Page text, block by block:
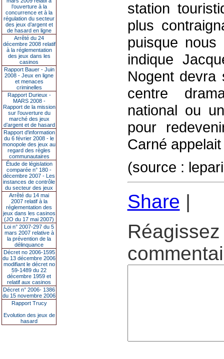
l’ouverture à la
concurrence et à la
régulation du secteur
des jeux d’argent et
de hasard en ligne
Arrêté du 24
décembre 2008 relatif
à la réglementation
des jeux dans les
casinos
Rapport Bauer - Juin
2008 - Jeux en ligne
et menaces
criminelles
Rapport Durieux -
MARS 2008 -
Rapport de la mission
sur l’ouverture du
marché des jeux
d’argent et de hasard
Rapport d'information
du 6 février 2008 - le
monopole des jeux au
regard des règles
communautaires
Étude de législation
comparée n° 180 -
décembre 2007 - Les
instances de contrôle
du secteur des jeux
Arrêté du 14 mai
2007 relatif à la
réglementation des
jeux dans les casinos
(JO du 17 mai 2007)
Loi n° 2007-297 du 5
mars 2007 relative à
la prévention de la
délinquance
Décret no 2006-1595
du 13 décembre 2006
modifiant le décret no
59-1489 du 22
décembre 1959 et
relatif aux casinos
Décret n° 2006- 1386
du 15 novembre 2006
Rapport Trucy
Evolution des jeux de
hasard
station
plus
puisque
indique
Nogent devra
centre
national ou
pour
Carné
(source :
Share |